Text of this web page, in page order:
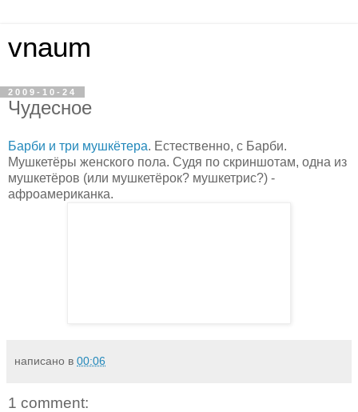
vnaum
2009-10-24
Чудесное
Барби и три мушкётера. Естественно, с Барби.
Мушкетёры женского пола. Судя по скриншотам, одна из
мушкетёров (или мушкетёрок? мушкетрис?) -
афроамериканка.
написано в 00:06
1 comment: